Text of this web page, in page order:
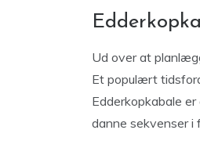
Ud over at
Et populært
Edderkopkabale
danne sekvenser i